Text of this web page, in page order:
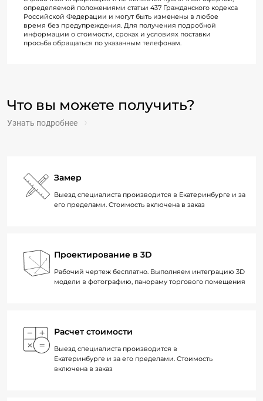
определяемой положениями статьи 437 Гражданского кодекса
Российской Федерации и могут быть изменены в любое
время без предупреждения. Для получения подробной
информации о стоимости, сроках и условиях поставки
просьба обращаться по указанным телефонам.
Что вы можете получить?
Узнать подробнее
Замер
Выезд специалиста производится в Екатеринбурге и за
его пределами. Стоимость включена в заказ
Проектирование в 3D
Рабочий чертеж бесплатно. Выполняем интеграцию 3D
модели в фотографию, панораму торгового помещения
Расчет стоимости
Выезд специалиста производится в
Екатеринбурге и за его пределами. Стоимость
включена в заказ